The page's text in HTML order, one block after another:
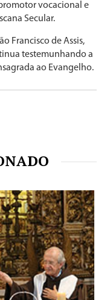
vocacional e
Secular.
Francisco de Assis,
testemunhando a
ao Evangelho.